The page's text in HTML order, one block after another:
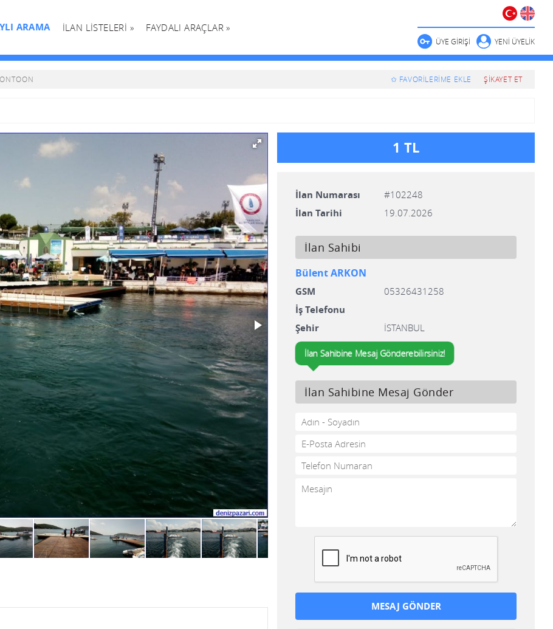
ARAMA İLAN LİSTELERİ » FAYDALI ARAÇLAR »
ÜYE GİRİŞİ YENİ ÜYELİK
ŞİKAYET ET
✩ FAVORİLERİME EKLE
1 TL
İlan Numarası #102248
İlan Tarihi 19.07.2026
İlan Sahibi
Bülent ARKON
GSM 05326431258
İş Telefonu
Şehir
İSTANBUL
İlan Sahibine Mesaj Gönderebilirsiniz!
İlan Sahibine Mesaj Gönder